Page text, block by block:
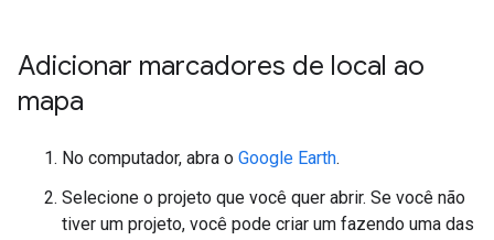
Adicionar marcadores de local ao
mapa
No computador, abra o Google Earth.
Selecione o projeto que você quer abrir. Se você não
tiver um projeto, você pode criar um fazendo uma das